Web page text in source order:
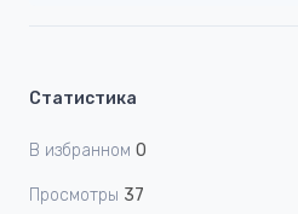
Статистика
В избранном 0
Просмотры 37